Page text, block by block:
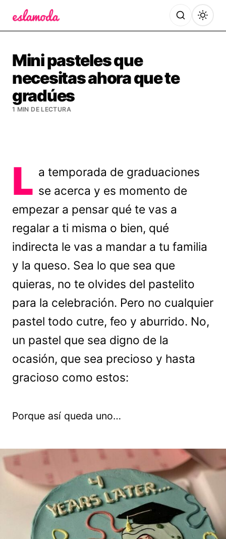
Mini pasteles que
necesitas ahora que te
gradúes
1 MIN DE LECTURA
L a temporada de graduaciones
se acerca y es momento de
empezar a pensar qué te vas a
regalar a ti misma o bien, qué
indirecta le vas a mandar a tu familia
y la queso. Sea lo que sea que
quieras, no te olvides del pastelito
para la celebración. Pero no cualquier
pastel todo cutre, feo y aburrido. No,
un pastel que sea digno de la
ocasión, que sea precioso y hasta
gracioso como estos:
Porque así queda uno…